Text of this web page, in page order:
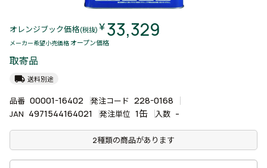
オレンジブック価格(税抜) ￥33,329
メーカー希望小売価格 オープン価格
取寄品
local_shipping 送料別途
品番 00001-16402 発注コード 228-0168
JAN 4971544164021 発注単位 1缶 入数 -
2種類の商品があります